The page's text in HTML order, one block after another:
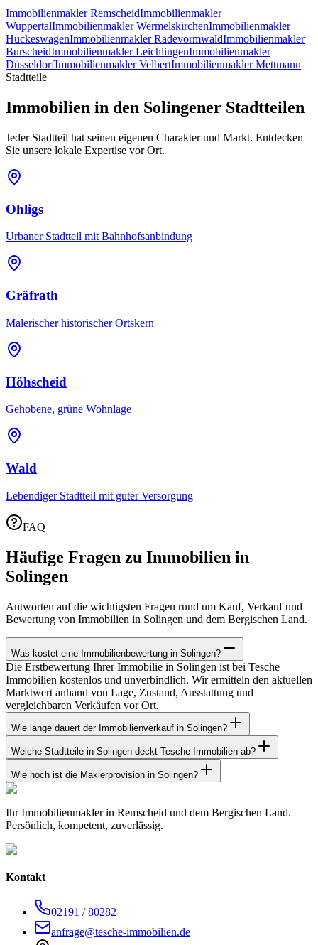
ImmobilienmaklerRemscheidImmobilienmakler
WuppertalImmobilienmaklerWermelskirchenImmobilienmakler
HückeswagenImmobilienmaklerRadevormwaldImmobilienmakler
BurscheidImmobilienmaklerLeichlingenImmobilienmakler
DüsseldorfImmobilienmaklerVelbertImmobilienmaklerMettmann
Stadtteile
Immobilien in den Solingener Stadtteilen
Jeder Stadtteil hat seinen eigenen Charakter und Markt. Entdecken
Sie unsere lokale Expertise vor Ort.
Ohligs
Urbaner Stadtteil mit Bahnhofsanbindung
Gräfrath
Malerischer historischer Ortskern
Höhscheid
Gehobene, grüne Wohnlage
Wald
Lebendiger Stadtteil mit guter Versorgung
FAQ
Häufige Fragen zu Immobilien in
Solingen
Antworten auf die wichtigsten Fragen rund um Kauf, Verkauf und
Bewertung von Immobilien in Solingen und dem Bergischen Land.
Was kostet eine Immobilienbewertung in Solingen?
Die Erstbewertung Ihrer Immobilie in Solingen ist bei Tesche
Immobilien kostenlos und unverbindlich. Wir ermitteln den aktuellen
Marktwert anhand von Lage, Zustand, Ausstattung und
vergleichbaren Verkäufen vor Ort.
Wie lange dauert der Immobilienverkauf in Solingen?
Welche Stadtteile in Solingen deckt Tesche Immobilien ab?
Wie hoch ist die Maklerprovision in Solingen?
Ihr Immobilienmakler in Remscheid und dem Bergischen Land.
Persönlich, kompetent, zuverlässig.
Kontakt
02191 / 80282
anfrage@tesche-immobilien.de